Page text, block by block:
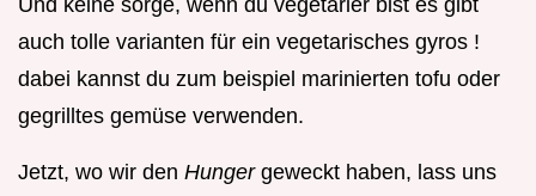
Und keine sorge, wenn du vegetarier bist es gibt
auch tolle varianten für ein vegetarisches gyros !
dabei kannst du zum beispiel marinierten tofu oder
gegrilltes gemüse verwenden.
Jetzt, wo wir den Hunger geweckt haben, lass uns